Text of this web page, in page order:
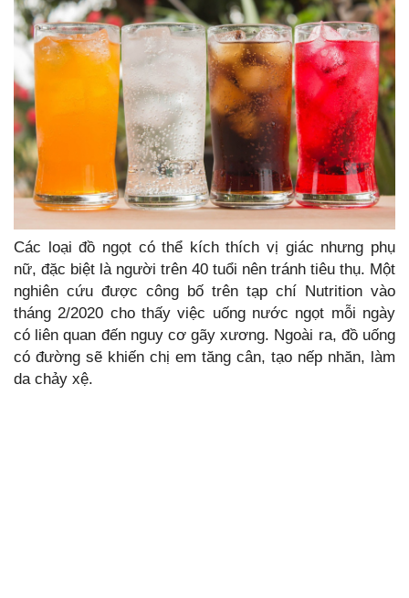
Các loại đồ ngọt có thể kích thích vị giác nhưng phụ
nữ, đặc biệt là người trên 40 tuổi nên tránh tiêu thụ. Một
nghiên cứu được công bố trên tạp chí Nutrition vào
tháng 2/2020 cho thấy việc uống nước ngọt mỗi ngày
có liên quan đến nguy cơ gãy xương. Ngoài ra, đồ uống
có đường sẽ khiến chị em tăng cân, tạo nếp nhăn, làm
da chảy xệ.